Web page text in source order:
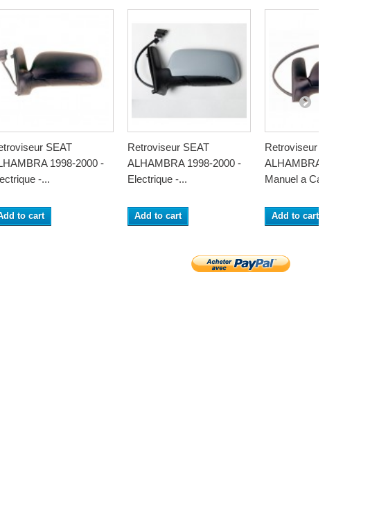
SEAT
1998-2000 -
-...
to cart
Retroviseur SEAT
ALHAMBRA 1998-2000 -
Electrique -...
Add to cart
Retroviseur SEAT
ALHAMBRA 1998-2000 -
Manuel a Cable -...
Add to cart